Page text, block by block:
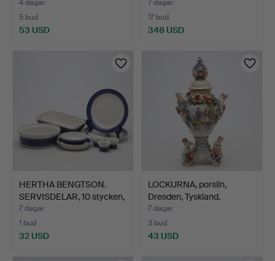
4 dagar
5 bud
53 USD
7 dagar
17 bud
348 USD
HERTHA BENGTSON.
SERVISDELAR, 10 stycken,
…
7 dagar
1 bud
32 USD
LOCKURNA, porslin,
Dresden, Tyskland.
7 dagar
3 bud
43 USD